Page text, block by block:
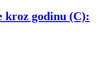
kroz godinu (C):